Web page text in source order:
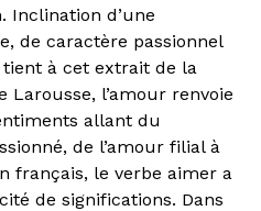
Inclination d’une
de caractère passionnel
tient à cet extrait de la
l’amour renvoie
allant du
de l’amour filial à
français, le verbe aimer a
de significations. Dans